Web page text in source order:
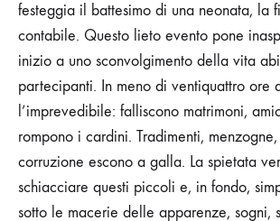
festeggia il battesimo di una neonata, la
contabile. Questo lieto evento pone
inizio a uno sconvolgimento della vita
partecipanti. In meno di ventiquattro ore
l’imprevedibile: falliscono matrimoni,
rompono i cardini. Tradimenti,
corruzione escono a galla. La spietata
schiacciare questi piccoli e, in fondo,
sotto le macerie delle apparenze, sogni,